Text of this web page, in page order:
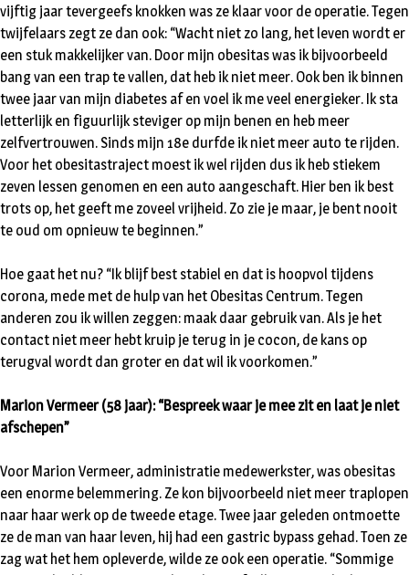
vijftig jaar tevergeefs knokken was ze klaar voor de operatie. Tegen
twijfelaars zegt ze dan ook: “Wacht niet zo lang, het leven wordt er
een stuk makkelijker van. Door mijn obesitas was ik bijvoorbeeld
bang van een trap te vallen, dat heb ik niet meer. Ook ben ik binnen
twee jaar van mijn diabetes af en voel ik me veel energieker. Ik sta
letterlijk en figuurlijk steviger op mijn benen en heb meer
zelfvertrouwen. Sinds mijn 18e durfde ik niet meer auto te rijden.
Voor het obesitastraject moest ik wel rijden dus ik heb stiekem
zeven lessen genomen en een auto aangeschaft. Hier ben ik best
trots op, het geeft me zoveel vrijheid. Zo zie je maar, je bent nooit
te oud om opnieuw te beginnen.” ​
Hoe gaat het nu? “Ik blijf best stabiel en dat is hoopvol tijdens
corona, mede met de hulp van het Obesitas Centrum. Tegen
anderen zou ik willen zeggen: maak daar gebruik van. Als je het
contact niet meer hebt kruip je terug in je cocon, de kans op
terugval wordt dan groter en dat wil ik voorkomen.”
Marion Vermeer (58 jaar): “Bespreek waar je mee zit en laat je niet
afschepen”
​​Voor Marion Vermeer, administratie medewerkster, was obesitas
een enorme belemmering. Ze kon bijvoorbeeld niet meer traplopen
naar haar werk op de tweede etage. Twee jaar geleden ontmoette
ze de man van haar leven, hij had een gastric bypass gehad. Toen ze
zag wat het hem opleverde, wilde ze ook een operatie. “Sommige